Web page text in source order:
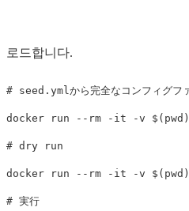
로드합니다.
# seed.ymlから完全なコンフィグフ
docker run --rm -it -v $( pwd )
# dry run
docker run --rm -it -v $( pwd )
# 実行